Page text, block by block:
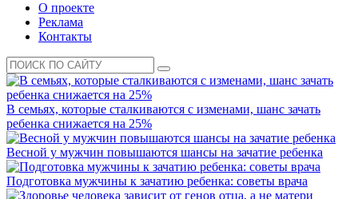
О проекте
Реклама
Контакты
В семьях, которые сталкиваются с изменами, шанс зачать
ребенка снижается на 25%
Весной у мужчин повышаются шансы на зачатие ребенка
Подготовка мужчины к зачатию ребенка: советы врача